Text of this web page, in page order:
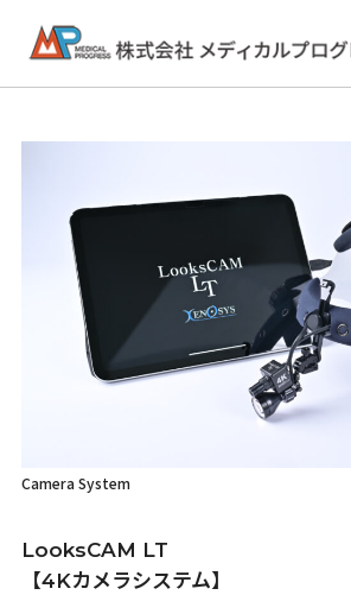
Camera System
LooksCAM LT
【4Kカメラシステム】